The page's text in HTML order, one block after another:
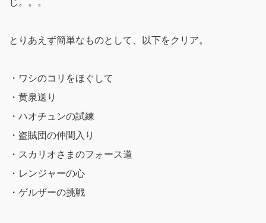
じ。。。
とりあえず簡単なものとして、以下をクリア。
・ワシのコリをほぐして
・黄泉送り
・ハオチュンの試練
・盗賊団の仲間入り
・スカリオさまのフォース道
・レンジャーの心
・ゲルザーの挑戦